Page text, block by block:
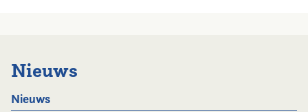
Nieuws
Nieuws